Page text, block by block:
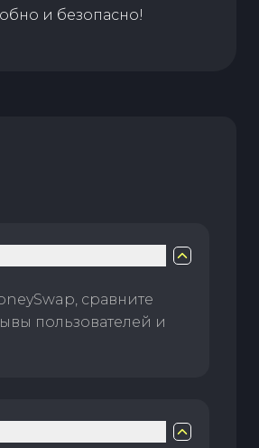
и безопасно!
сравните
пользователей и